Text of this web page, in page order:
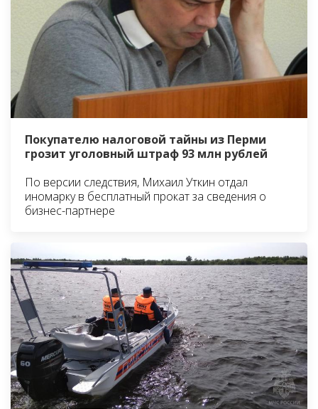
Покупателю налоговой тайны из Перми
грозит уголовный штраф 93 млн рублей
По версии следствия, Михаил Уткин отдал
иномарку в бесплатный прокат за сведения о
бизнес-партнере